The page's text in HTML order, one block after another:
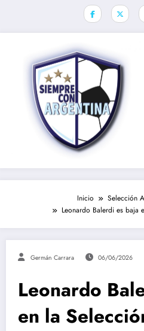
Inicio
Selección
Leonardo Balerdi es baja
Germán Carrara 06/06/2026
Leonardo
en la